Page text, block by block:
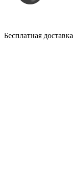
Бесплатная доставка